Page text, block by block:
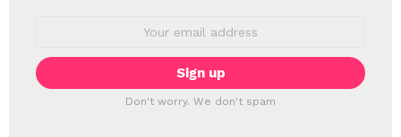
Don't worry. We don't spam